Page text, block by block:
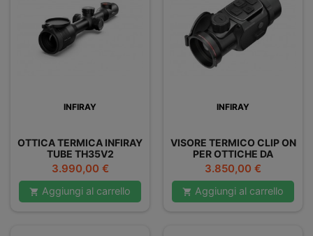
INFIRAY
OTTICA TERMICA INFIRAY
TUBE TH35V2
Prezzo
3.990,00 €
 Aggiungi al carrello
INFIRAY
VISORE TERMICO CLIP ON
PER OTTICHE DA
PUNTAMENTO INFIRAY
MATE MAH50
Prezzo
3.850,00 €
 Aggiungi al carrello